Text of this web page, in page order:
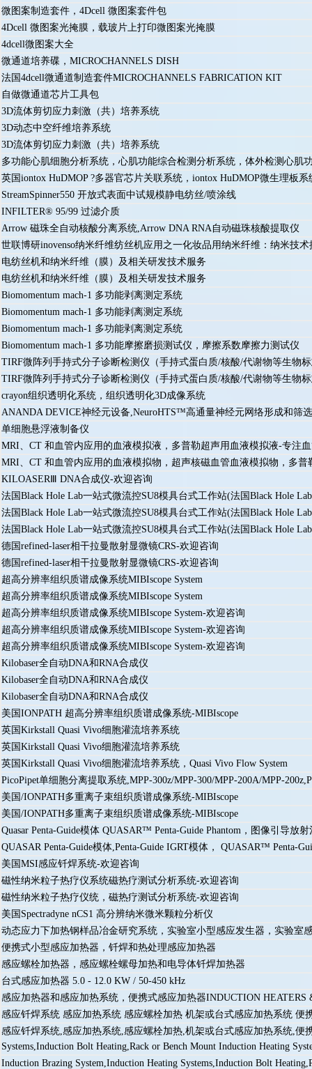
微图案制造套件，4Dcell 微图案套件包
4Dcell 微图案光掩膜，载玻片上打印微图案光掩膜
4dcell微图案大全
微通道培养碟，MICROCHANNELS DISH
法国4dcell微通道制造套件MICROCHANNELS FABRICATION KIT
自做微通道芯片工具包
3D流体剪切应力刺激（共）培养系统
3D动态中空纤维培养系统
3D流体剪切应力刺激（共）培养系统
多功能心肌细胞分析系统，心肌功能综合检测分析系统，体外检测心
英国iontox HuDMOP ?多器官芯片关联系统，iontox HuDMOP微生理板系
StreamSpinner550 开放式表面中试规模静电纺丝/喷涂线
INFILTER® 95/99 过滤介质
Arrow 磁珠全自动核酸分离系统,Arrow DNA RNA自动磁珠核酸提取仪
世联博研inovenso纳米纤维纺丝机应用之一化妆品用纳米纤维：纳米技
电纺丝机和纳米纤维（膜）及相关研发技术服务
电纺丝机和纳米纤维（膜）及相关研发技术服务
Biomomentum mach-1 多功能剥离测定系统
Biomomentum mach-1 多功能剥离测定系统
Biomomentum mach-1 多功能剥离测定系统
Biomomentum mach-1 多功能摩擦磨损测试仪，摩擦系数摩擦力测试仪
TIRF微阵列手持式分子诊断检测仪（手持式蛋白质/核酸/代谢物等生物
TIRF微阵列手持式分子诊断检测仪（手持式蛋白质/核酸/代谢物等生物
crayon组织透明化系统，组织透明化3D成像系统
ANANDA DEVICE神经元设备,NeuroHTS™高通量神经元网络形成和筛
单细胞悬浮液制备仪
MRI、CT 和血管内应用的血液模拟液，多普勒超声用血液模拟液-专注
MRI、CT 和血管内应用的血液模拟物，超声核磁血管血液模拟物，多
KILOASERⅢ DNA合成仪-欢迎咨询
法国Black Hole Lab一站式微流控SU8模具台式工作站(法国Black Hole
法国Black Hole Lab一站式微流控SU8模具台式工作站(法国Black Hole
法国Black Hole Lab一站式微流控SU8模具台式工作站(法国Black Hole
德国refined-laser相干拉曼散射显微镜CRS-欢迎咨询
德国refined-laser相干拉曼散射显微镜CRS-欢迎咨询
超高分辨率组织质谱成像系统MIBIscope System
超高分辨率组织质谱成像系统MIBIscope System
超高分辨率组织质谱成像系统MIBIscope System-欢迎咨询
超高分辨率组织质谱成像系统MIBIscope System-欢迎咨询
超高分辨率组织质谱成像系统MIBIscope System-欢迎咨询
Kilobaser全自动DNA和RNA合成仪
Kilobaser全自动DNA和RNA合成仪
Kilobaser全自动DNA和RNA合成仪
美国IONPATH 超高分辨率组织质谱成像系统-MIBIscope
英国Kirkstall Quasi Vivo细胞灌流培养系统
英国Kirkstall Quasi Vivo细胞灌流培养系统
英国Kirkstall Quasi Vivo细胞灌流培养系统，Quasi Vivo Flow System
PicoPipet单细胞分离提取系统,MPP-300z/MPP-300/MPP-200A/MPP-
美国/IONPATH多重离子束组织质谱成像系统-MIBIscope
美国/IONPATH多重离子束组织质谱成像系统-MIBIscope
Quasar Penta-Guide模体 QUASAR™ Penta-Guide Phantom，图像引导放
QUASAR Penta-Guide模体,Penta-Guide IGRT模体， QUASAR™ Penta-
美国MSI感应钎焊系统-欢迎咨询
磁性纳米粒子热疗仪系统磁热疗测试分析系统-欢迎咨询
磁性纳米粒子热疗仪统，磁热疗测试分析系统-欢迎咨询
美国Spectradyne nCS1 高分辨纳米微米颗粒分析仪
动态应力下加热钢样品冶金研究系统，实验室小型感应发生器，实验室
便携式小型感应加热器，钎焊和热处理感应加热器
感应螺栓加热器，感应螺栓螺母加热和电导体钎焊加热器
台式感应加热器 5.0 - 12.0 KW / 50-450 kHz
感应加热器和感应加热系统，便携式感应加热器INDUCTION HEATERS
感应钎焊系统 感应加热系统 感应螺栓加热 机架或台式感应加热系统
感应钎焊系统,感应加热系统,感应螺栓加热,机架或台式感应加热系统,便
Systems,Induction Bolt Heating,Rack or Bench Mount Induction Heating
Induction Brazing System,Induction Heating Systems,Induction Bolt